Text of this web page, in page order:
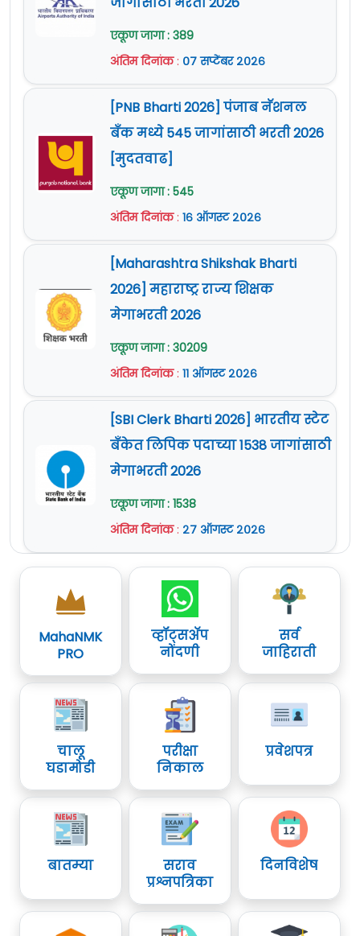
एकूण जागा : 389
अंतिम दिनांक: ०७ सप्टेंबर २०२६
[PNB Bharti 2026] पंजाब नॅशनल
बँक मध्ये 545 जागांसाठी भरती 2026
[मुदतवाढ]
एकूण जागा : 545
अंतिम दिनांक: १६ ऑगस्ट २०२६
[Maharashtra Shikshak Bharti
2026] महाराष्ट्र राज्य शिक्षक
मेगाभरती 2026
एकूण जागा : 30209
अंतिम दिनांक: ११ ऑगस्ट २०२६
[SBI Clerk Bharti 2026] भारतीय स्टेट
बँकेत लिपिक पदाच्या 1538 जागांसाठी
मेगाभरती 2026
एकूण जागा : 1538
अंतिम दिनांक: २७ ऑगस्ट २०२६
MahaNMK
PRO
व्हॉट्सॲप
नोंदणी
सर्व
जाहिराती
चालू
घडामोडी
परीक्षा
निकाल
प्रवेशपत्र
बातम्या
सराव
प्रश्नपत्रिका
दिनविशेष